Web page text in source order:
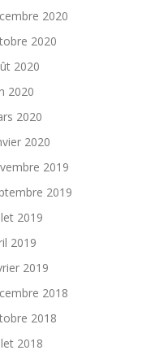
2020
2020
2020
2020
2020
2020
2019
2019
2019
2019
2019
2018
2018
2018